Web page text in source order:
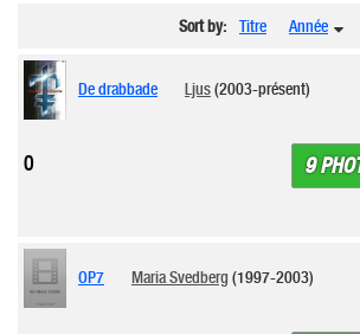
Sort by: Titre Année
De drabbade Ljus(2003-présent)
9
0
OP7 Maria Svedberg (1997-2003)